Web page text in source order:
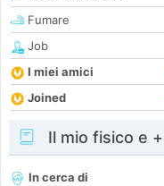
Fumare
Job
I miei amici
Joined
Il mio fisico e +
In cerca di